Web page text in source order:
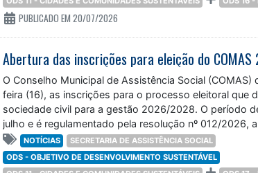
PUBLICADO EM 20/07/2026
O Conselho Municipal de Assistência Social (COMAS)
feira (16), as inscrições para o processo eleitoral que
sociedade civil para a gestão 2026/2028. O período
julho e é regulamentado pela resolução nº 012/2026,
NOTÍCIAS
SECRETARIA DE ASSISTÊNCIA SOCIAL
ODS - OBJETIVO DE DESENVOLVIMENTO SUSTENTÁVEL
ODS 11 - CIDADES E COMUNIDADES SUSTENTÁVEIS
ODS 17 -